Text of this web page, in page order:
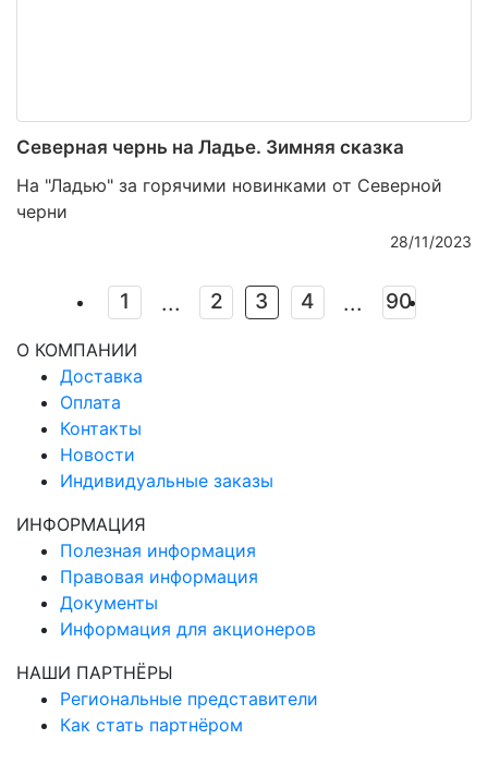
Северная чернь на Ладье. Зимняя сказка
На "Ладью" за горячими новинками от Северной
черни
28/11/2023
1 ... 2 3 4 ... 90
О КОМПАНИИ
Доставка
Оплата
Контакты
Новости
Индивидуальные заказы
ИНФОРМАЦИЯ
Полезная информация
Правовая информация
Документы
Информация для акционеров
НАШИ ПАРТНЁРЫ
Региональные представители
Как стать партнёром